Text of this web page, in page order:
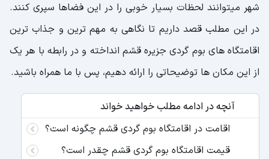
شهر میتوانند لحظات بسیار خوبی را در این فضا‌ها سپری کنند.
در این مطلب قصد داریم تا نگاهی به مهم ترین و جذاب ترین
اقامتگاه های بوم گردی جزیره قشم انداخته و در رابطه با هر یک
از این مکان ها توضیحاتی را ارائه دهیم، پس با ما همراه باشید.
آنچه در ادامه مطلب خواهید خواند
اقامت در اقامتگاه بوم گردی قشم چگونه است؟
قیمت اقامتگاه بوم گردی قشم چقدر است؟